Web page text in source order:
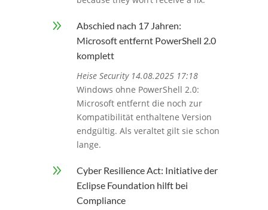
9
Abschied nach 17 Jahren:
Microsoft entfernt PowerShell 2.0
komplett
Heise Security 14.08.2025 17:18
Windows ohne PowerShell 2.0:
Microsoft entfernt die noch zur
Kompatibilität enthaltene Version
endgültig. Als veraltet gilt sie schon
lange.
9
Cyber Resilience Act: Initiative der
Eclipse Foundation hilft bei
Compliance